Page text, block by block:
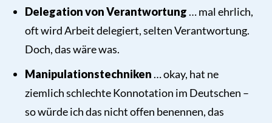
Delegation von Verantwortung … mal ehrlich,
oft wird Arbeit delegiert, selten Verantwortung.
Doch, das wäre was.
Manipulationstechniken … okay, hat ne
ziemlich schlechte Konnotation im Deutschen –
so würde ich das nicht offen benennen, das